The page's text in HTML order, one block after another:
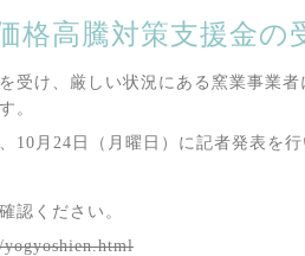
格高騰対策支援金
受け、厳しい状況にある窯業事業
。
10月24日（月曜日）に記者発表を
認ください。